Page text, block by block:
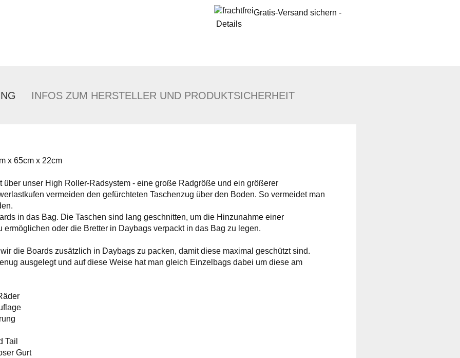
Gratis-Versand sichern -
Details
INFOS ZUM HERSTELLER UND PRODUKTSICHERHEIT
x 65cm x 22cm
über unser High Roller-Radsystem - eine große Radgröße und ein größerer
vermeiden den gefürchteten Taschenzug über den Boden. So vermeidet man
in das Bag. Die Taschen sind lang geschnitten, um die Hinzunahme einer
ermöglichen oder die Bretter in Daybags verpackt in das Bag zu legen.
die Boards zusätzlich in Daybags zu packen, damit diese maximal geschützt sind.
ausgelegt und auf diese Weise hat man gleich Einzelbags dabei um diese am
Tail
Gurt